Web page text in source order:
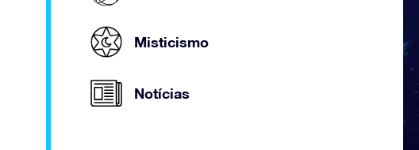
Misticismo
Notícias